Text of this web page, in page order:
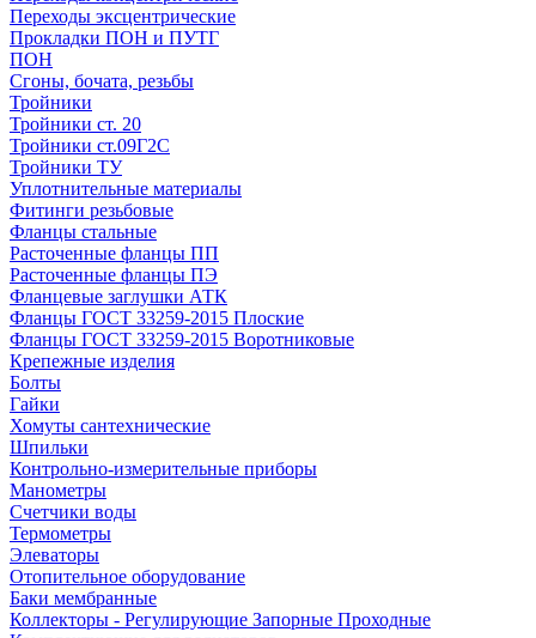
Переходы эксцентрические
Прокладки ПОН и ПУТГ
ПОН
Сгоны, бочата, резьбы
Тройники
Тройники ст. 20
Тройники ст.09Г2С
Тройники ТУ
Уплотнительные материалы
Фитинги резьбовые
Фланцы стальные
Расточенные фланцы ПП
Расточенные фланцы ПЭ
Фланцевые заглушки АТК
Фланцы ГОСТ 33259-2015 Плоские
Фланцы ГОСТ 33259-2015 Воротниковые
Крепежные изделия
Болты
Гайки
Хомуты сантехнические
Шпильки
Контрольно-измерительные приборы
Манометры
Счетчики воды
Термометры
Элеваторы
Отопительное оборудование
Баки мембранные
Коллекторы - Регулирующие Запорные Проходные